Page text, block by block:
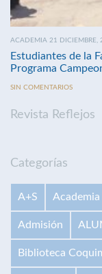
ACADEMIA 21 DICIEMBRE,
Estudiantes de la
Programa
SIN COMENTARIOS
Revista Reflejos
Categorías
A+S Academia
Admisión
Biblioteca